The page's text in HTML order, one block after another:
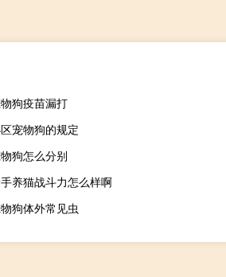
狗疫苗漏打
宠物狗的规定
狗怎么分别
养猫战斗力怎么样啊
狗体外常见虫